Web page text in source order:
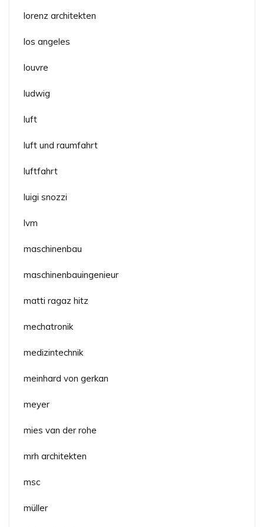
lorenz architekten
los angeles
louvre
ludwig
luft
luft und raumfahrt
luftfahrt
luigi snozzi
lvm
maschinenbau
maschinenbauingenieur
matti ragaz hitz
mechatronik
medizintechnik
meinhard von gerkan
meyer
mies van der rohe
mrh architekten
msc
müller